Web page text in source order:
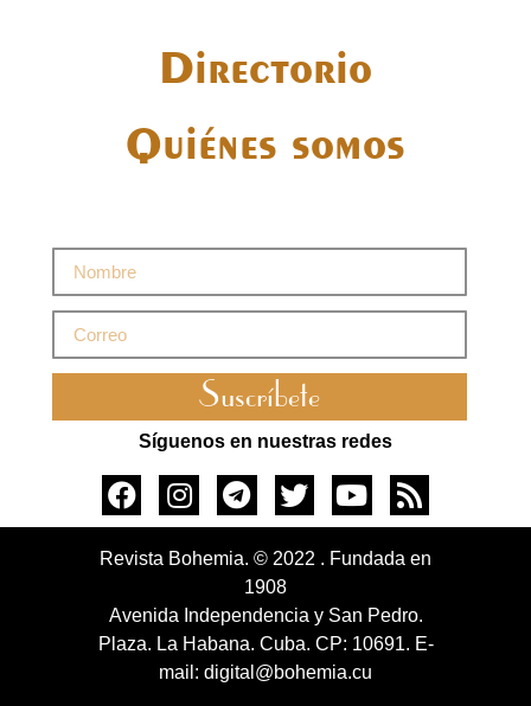
Directorio
Quiénes somos
Suscríbete
Síguenos en nuestras redes
Revista Bohemia. © 2022 . Fundada en
1908
Avenida Independencia y San Pedro.
Plaza. La Habana. Cuba. CP: 10691. E-
mail: digital@bohemia.cu